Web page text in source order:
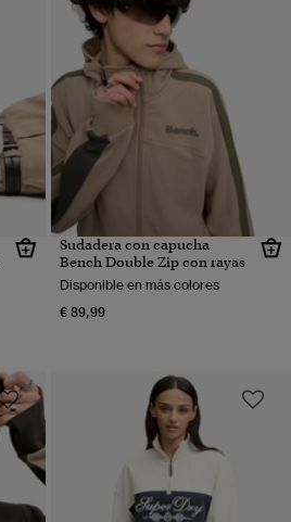
Sudadera con capucha
Bench Double Zip con rayas
Disponible en más colores
€ 89,99